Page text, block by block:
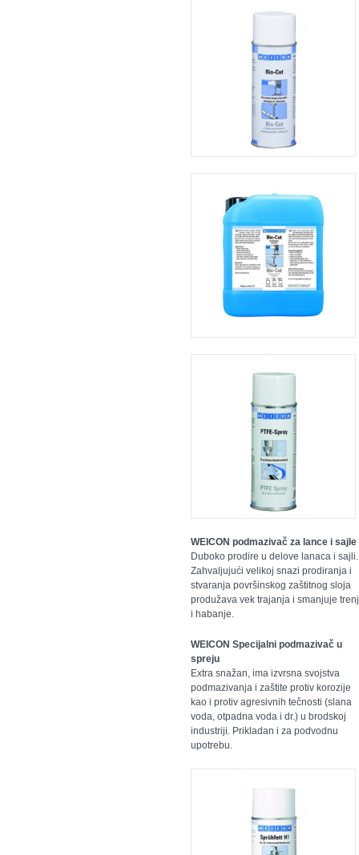
WEICON podmazivač za lance i sajle
Duboko prodire u delove lanaca i sajli.
Zahvaljujući velikoj snazi prodiranja i
stvaranja površinskog zaštitnog sloja
produžava vek trajanja i smanjuje
i habanje.
WEICON Specijalni podmazivač u
spreju
Extra snažan, ima izvrsna svojstva
podmazivanja i zaštite protiv korozije
kao i protiv agresivnih tečnosti (slana
voda, otpadna voda i dr.) u brodskoj
industriji. Prikladan i za podvodnu
upotrebu.